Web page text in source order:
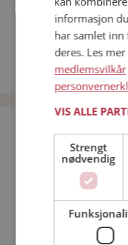
Flere singlekvinner fra
Menn fra Sandnes
Date kvinner i Norge
Date menn i Norge
Bli
Jeg er en:
Min alder:
informasjon
har samlet inn
deres. Les
medlemsvilkår
VIS ALLE
Strengt
nødvendig